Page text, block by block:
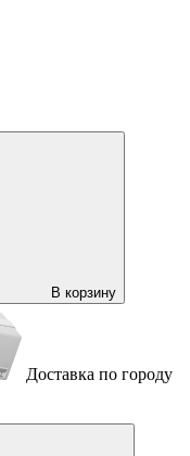
В корзину
Доставка по городу